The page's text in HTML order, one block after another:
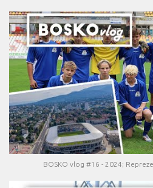
BOSKO vlog #16 - 2024;